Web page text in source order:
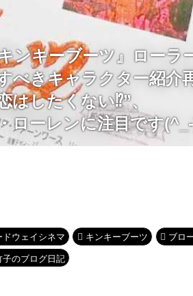
ンキーブーツ』ローラ
べきキャラクター紹介
はしたくない⁉”、
ローレンに注目です
ウェイシネマ キンキーブーツ ブロ
子のブログ日記